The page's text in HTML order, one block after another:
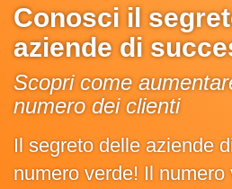
Conosci il
aziende di
Scopri come
numero dei clienti
Il segreto delle aziende
numero verde! Il